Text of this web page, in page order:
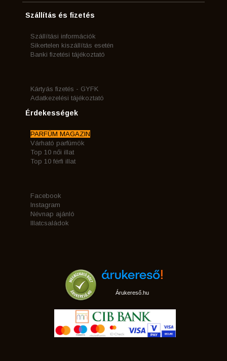
Szállítás és fizetés
Szállítási információk
Sikertelen kiszállítás esetén
Banki fizetési tájékoztató
Kártyás fizetés - GYFK
Adatkezelési tájékoztató
Érdekességek
PARFÜM MAGAZIN
Várható parfümök
Top 10 női illat
Top 10 férfi illat
Facebook
Instagram
Névnap ajánló
Illatcsaládok
Árukereső.hu